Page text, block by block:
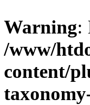
Warning:
/www/
content/